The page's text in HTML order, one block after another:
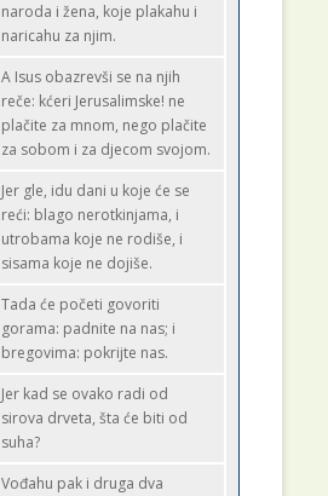
naroda i žena, koje plakahu i
naricahu za njim.
A Isus obazrevši se na njih
reče: kćeri Jerusalimske! ne
plačite za mnom, nego plačite
za sobom i za djecom svojom.
Jer gle, idu dani u koje će se
reći: blago nerotkinjama, i
utrobama koje ne rodiše, i
sisama koje ne dojiše.
Tada će početi govoriti
gorama: padnite na nas; i
bregovima: pokrijte nas.
Jer kad se ovako radi od
sirova drveta, šta će biti od
suha?
Vođahu pak i druga dva